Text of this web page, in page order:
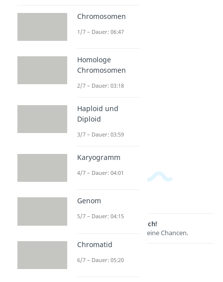
Lernen lohnt sich!
Entdecke hier deine Chancen.
Chromosomen
1/7 – Dauer: 06:47
Homologe
Chromosomen
2/7 – Dauer: 03:18
Haploid und
Diploid
3/7 – Dauer: 03:59
Karyogramm
4/7 – Dauer: 04:01
Genom
5/7 – Dauer: 04:15
Chromatid
6/7 – Dauer: 05:20